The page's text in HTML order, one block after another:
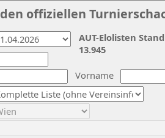
offiziellen
Vorname
AUT-Elolisten
13.945